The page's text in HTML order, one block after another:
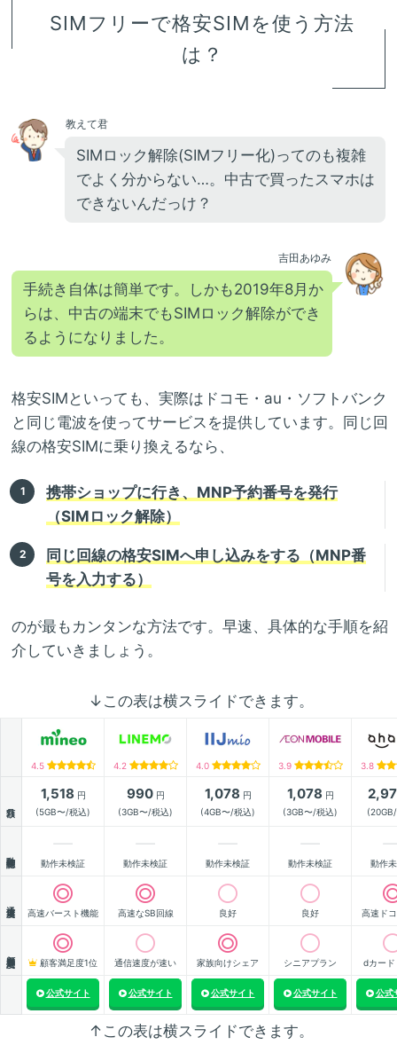
SIMフリーで格安SIMを使う方法
は？
教えて君
SIMロック解除(SIMフリー化)ってのも複雑
でよく分からない…。中古で買ったスマホは
できないんだっけ？
吉田あゆみ
手続き自体は簡単です。しかも2019年8月か
らは、中古の端末でもSIMロック解除ができ
るようになりました。
格安SIMといっても、実際はドコモ・au・ソフトバンク
と同じ電波を使ってサービスを提供しています。同じ回
線の格安SIMに乗り換えるなら、
携帯ショップに行き、MNP予約番号を発行
（SIMロック解除）
同じ回線の格安SIMへ申し込みをする（MNP番
号を入力する）
のが最もカンタンな方法です。早速、具体的な手順を紹
介していきましょう。
↓この表は横スライドできます。
4.5 4.2 4.0 3.9 3.8
1,518 円
(5GB〜/税込)
990円
(3GB〜/税込)
1,078 円
(4GB〜/税込)
1,078 円
(3GB〜/税込)
動作未検証 動作未検証 動作未検証 動作未検証 動作
高速バースト機能 高速なSB回線 良好 良好 高速ド
顧客満足度1位 通信速度が速い 家族向けシェア シニアプラン dカード
公式サイト 公式サイト 公式サイト 公式サイト 公式
↑この表は横スライドできます。